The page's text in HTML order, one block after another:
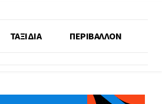
ΤΑΞΙΔΙΑ ΠΕΡΙΒΑΛΛΟΝ